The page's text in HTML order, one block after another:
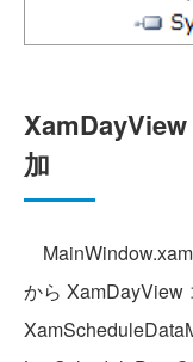
加
から XamDayView